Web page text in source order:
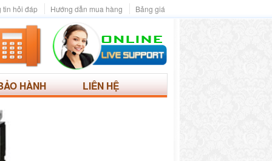
Bảng giá
Hướng dẫn mua hàng
tin hỏi đáp
HÀNH LIÊN HỆ